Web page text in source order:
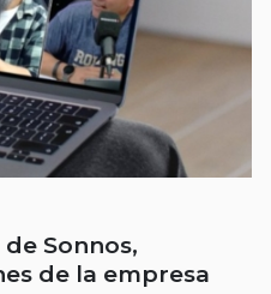
Sonnos,
de la empresa